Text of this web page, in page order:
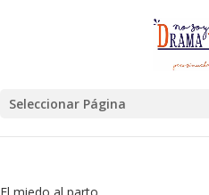
Seleccionar Página